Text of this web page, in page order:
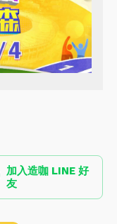
加入造咖 LINE 好
友